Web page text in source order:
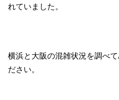
れていました。
横浜と大阪の混雑状況を調べ
ださい。